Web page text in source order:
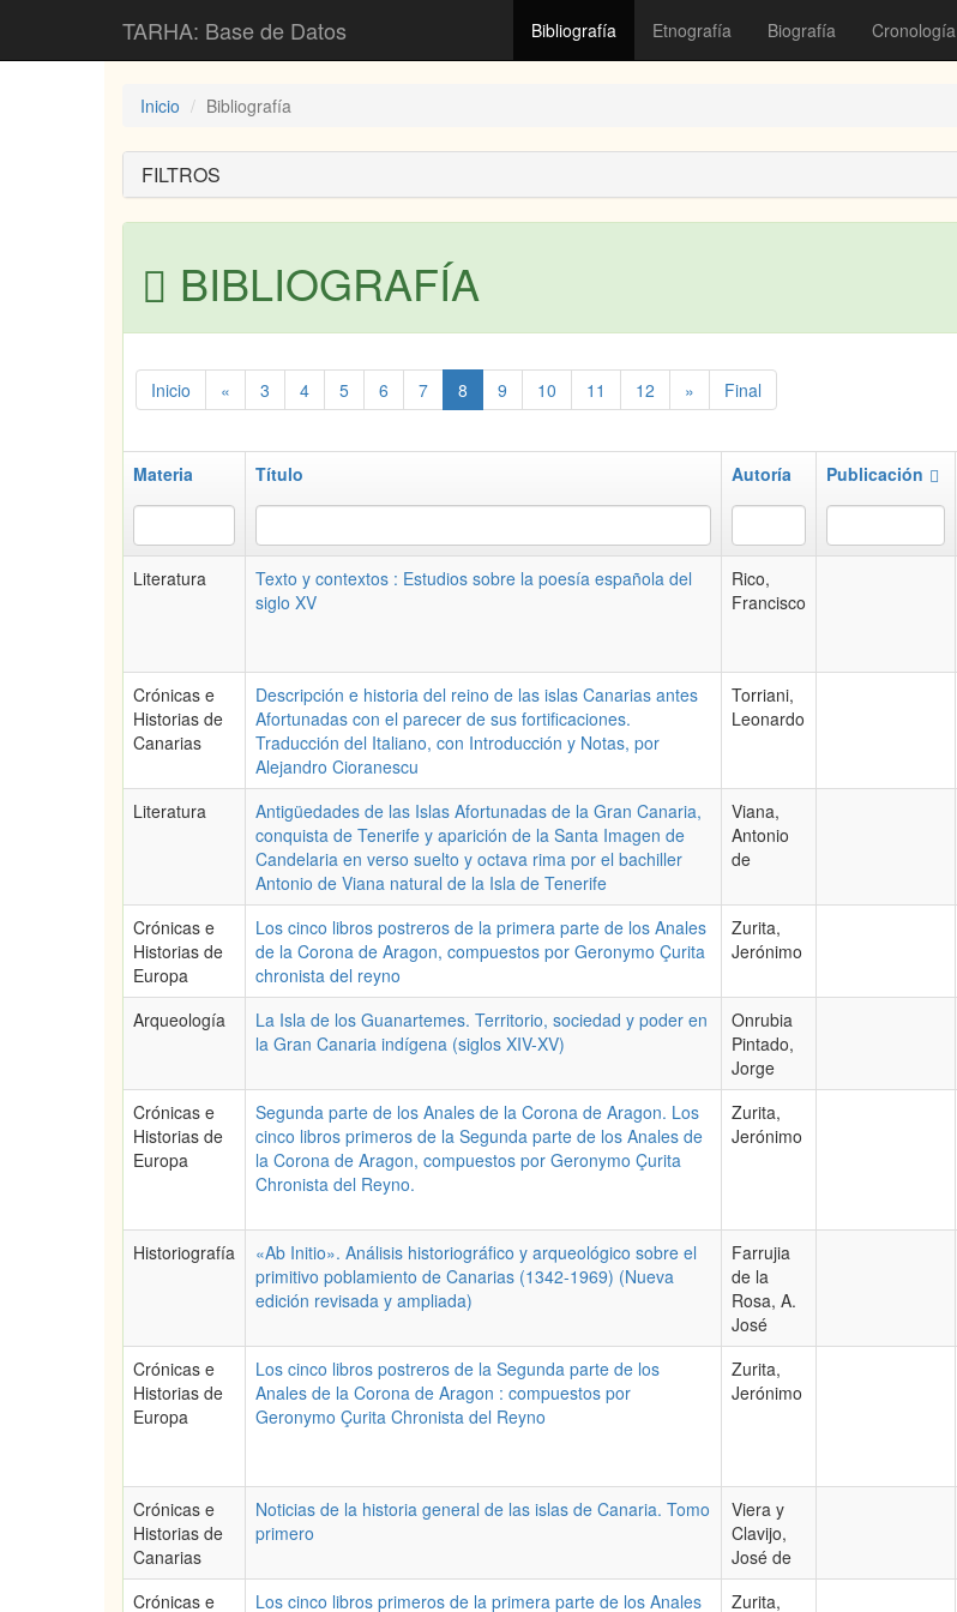
TARHA: Base de Datos Bibliografía Etnografía Biografía Cronología
Inicio Bibliografía
FILTROS
BIBLIOGRAFÍA
Inicio « 3 4 5 6 7 8 9 10 11 12 » Final
Materia Título Autoría Publicación
Literatura
Texto y contextos : Estudios sobre la poesía española del
siglo XV
Rico,
Francisco
Crónicas e
Historias de
Canarias
Descripción e historia del reino de las islas Canarias antes
Afortunadas con el parecer de sus fortificaciones.
Traducción del Italiano, con Introducción y Notas, por
Alejandro Cioranescu
Torriani,
Leonardo
Literatura
Antigüedades de las Islas Afortunadas de la Gran Canaria,
conquista de Tenerife y aparición de la Santa Imagen de
Candelaria en verso suelto y octava rima por el bachiller
Antonio de Viana natural de la Isla de Tenerife
Viana,
Antonio
de
Crónicas e
Historias de
Europa
Los cinco libros postreros de la primera parte de los Anales
de la Corona de Aragon, compuestos por Geronymo Çurita
chronista del reyno
Zurita,
Jerónimo
Arqueología
La Isla de los Guanartemes. Territorio, sociedad y poder en
la Gran Canaria indígena (siglos XIV-XV)
Onrubia
Pintado,
Jorge
Crónicas e
Historias de
Europa
Segunda parte de los Anales de la Corona de Aragon. Los
cinco libros primeros de la Segunda parte de los Anales de
la Corona de Aragon, compuestos por Geronymo Çurita
Chronista del Reyno.
Zurita,
Jerónimo
Historiografía
«Ab Initio». Análisis historiográfico y arqueológico sobre el
primitivo poblamiento de Canarias (1342-1969) (Nueva
edición revisada y ampliada)
Farrujia
de la
Rosa, A.
José
Crónicas e
Historias de
Europa
Los cinco libros postreros de la Segunda parte de los
Anales de la Corona de Aragon : compuestos por
Geronymo Çurita Chronista del Reyno
Zurita,
Jerónimo
Crónicas e
Historias de
Canarias
Noticias de la historia general de las islas de Canaria. Tomo
primero
Viera y
Clavijo,
José de
Crónicas e Los cinco libros primeros de la primera parte de los Anales Zurita,